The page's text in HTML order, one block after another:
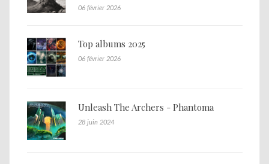
06 février 2026
Top albums 2025
06 février 2026
Unleash The Archers - Phantoma
28 juin 2024